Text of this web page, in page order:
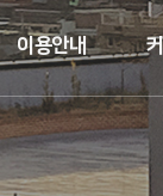
이용안내